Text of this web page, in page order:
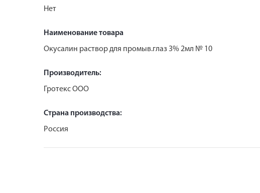
Нет
Наименование товара
Окусалин раствор для промыв.глаз 3% 2мл № 10
Производитель:
Гротекс ООО
Страна производства:
Россия